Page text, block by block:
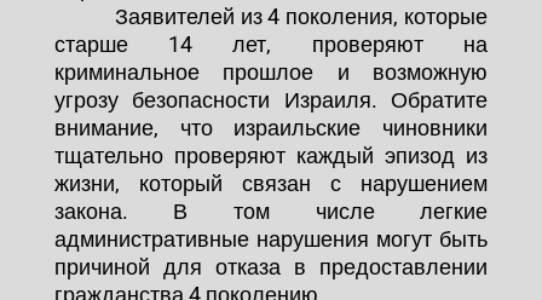
Заявителей из 4 поколения, которые
старше 14 лет, проверяют на
криминальное прошлое и возможную
угрозу безопасности Израиля. Обратите
внимание, что израильские чиновники
тщательно проверяют каждый эпизод из
жизни, который связан с нарушением
закона. В том числе легкие
административные нарушения могут быть
причиной для отказа в предоставлении
гражданства 4 поколению.